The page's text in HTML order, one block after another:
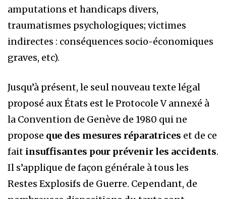
amputations et handicaps divers,
traumatismes psychologiques; victimes
indirectes : conséquences socio-économiques
graves, etc).
Jusqu’à présent, le seul nouveau texte légal
proposé aux États est le Protocole V annexé à
la Convention de Genève de 1980 qui ne
propose que des mesures réparatrices et de ce
fait insuffisantes pour prévenir les accidents.
Il s’applique de façon générale à tous les
Restes Explosifs de Guerre. Cependant, de